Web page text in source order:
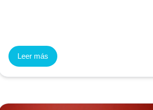
Leer más